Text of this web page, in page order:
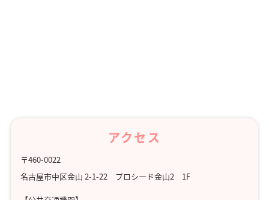
アクセス
〒460-0022
名古屋市中区金山 2-1-22 プロシード金山2 1F